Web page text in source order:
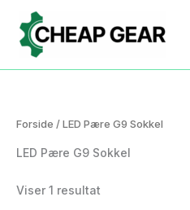
indholdet
Forside / LED Pære G9 Sokkel
LED Pære G9 Sokkel
Viser 1 resultat